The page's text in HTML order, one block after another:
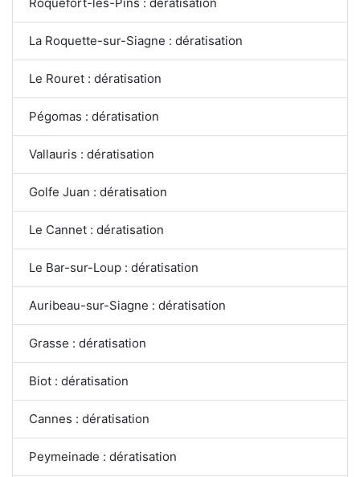
La Roquette-sur-Siagne : dératisation
Le Rouret : dératisation
Pégomas : dératisation
Vallauris : dératisation
Golfe Juan : dératisation
Le Cannet : dératisation
Le Bar-sur-Loup : dératisation
Auribeau-sur-Siagne : dératisation
Grasse : dératisation
Biot : dératisation
Cannes : dératisation
Peymeinade : dératisation